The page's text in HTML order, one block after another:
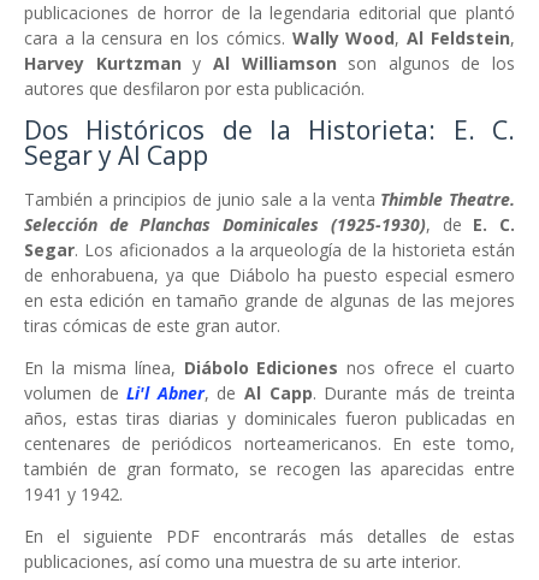
publicaciones de horror de la legendaria editorial que plantó
cara a la censura en los cómics. Wally Wood,Al Feldstein,
Harvey Kurtzman y Al Williamson son algunos de los
autores que desfilaron por esta publicación.
Dos Históricos de la Historieta: E. C.
Segar y Al Capp
También a principios de junio sale a la venta Thimble Theatre.
Selección de Planchas Dominicales (1925-1930), de E. C.
Segar. Los aficionados a la arqueología de la historieta están
de enhorabuena, ya que Diábolo ha puesto especial esmero
en esta edición en tamaño grande de algunas de las mejores
tiras cómicas de este gran autor.
En la misma línea, Diábolo Ediciones nos ofrece el cuarto
volumen de Li'l Abner, deAl Capp. Durante más de treinta
años, estas tiras diarias y dominicales fueron publicadas en
centenares de periódicos norteamericanos. En este tomo,
también de gran formato, se recogen las aparecidas entre
1941 y 1942.
En el siguiente PDF encontrarás más detalles de estas
publicaciones, así como una muestra de su arte interior.